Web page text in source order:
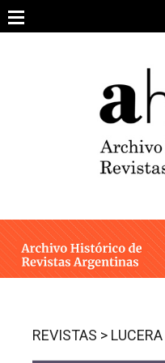
ARCHIVO DE REVISTAS
ESTUDIOS CRÍTICOS
INTEGRANTES
REVISTAS >